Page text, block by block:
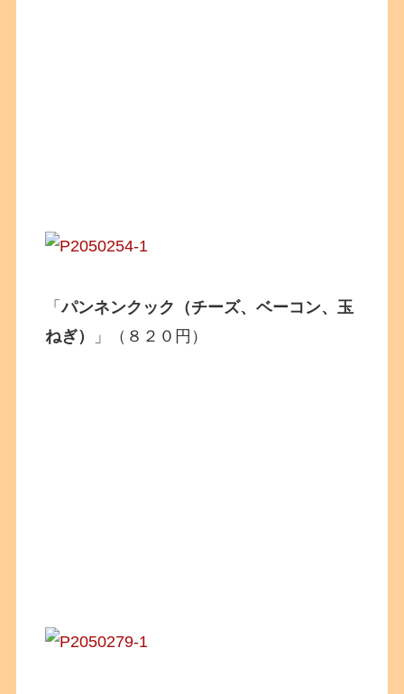
「パンネンクック（チーズ、ベーコン、玉
ねぎ）
」（８２０円）